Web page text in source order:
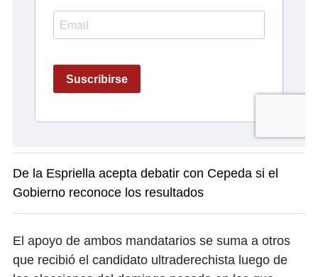
De la Espriella acepta debatir con Cepeda si el
Gobierno reconoce los resultados
El apoyo de ambos mandatarios se suma a otros
que recibió el candidato ultraderechista luego de